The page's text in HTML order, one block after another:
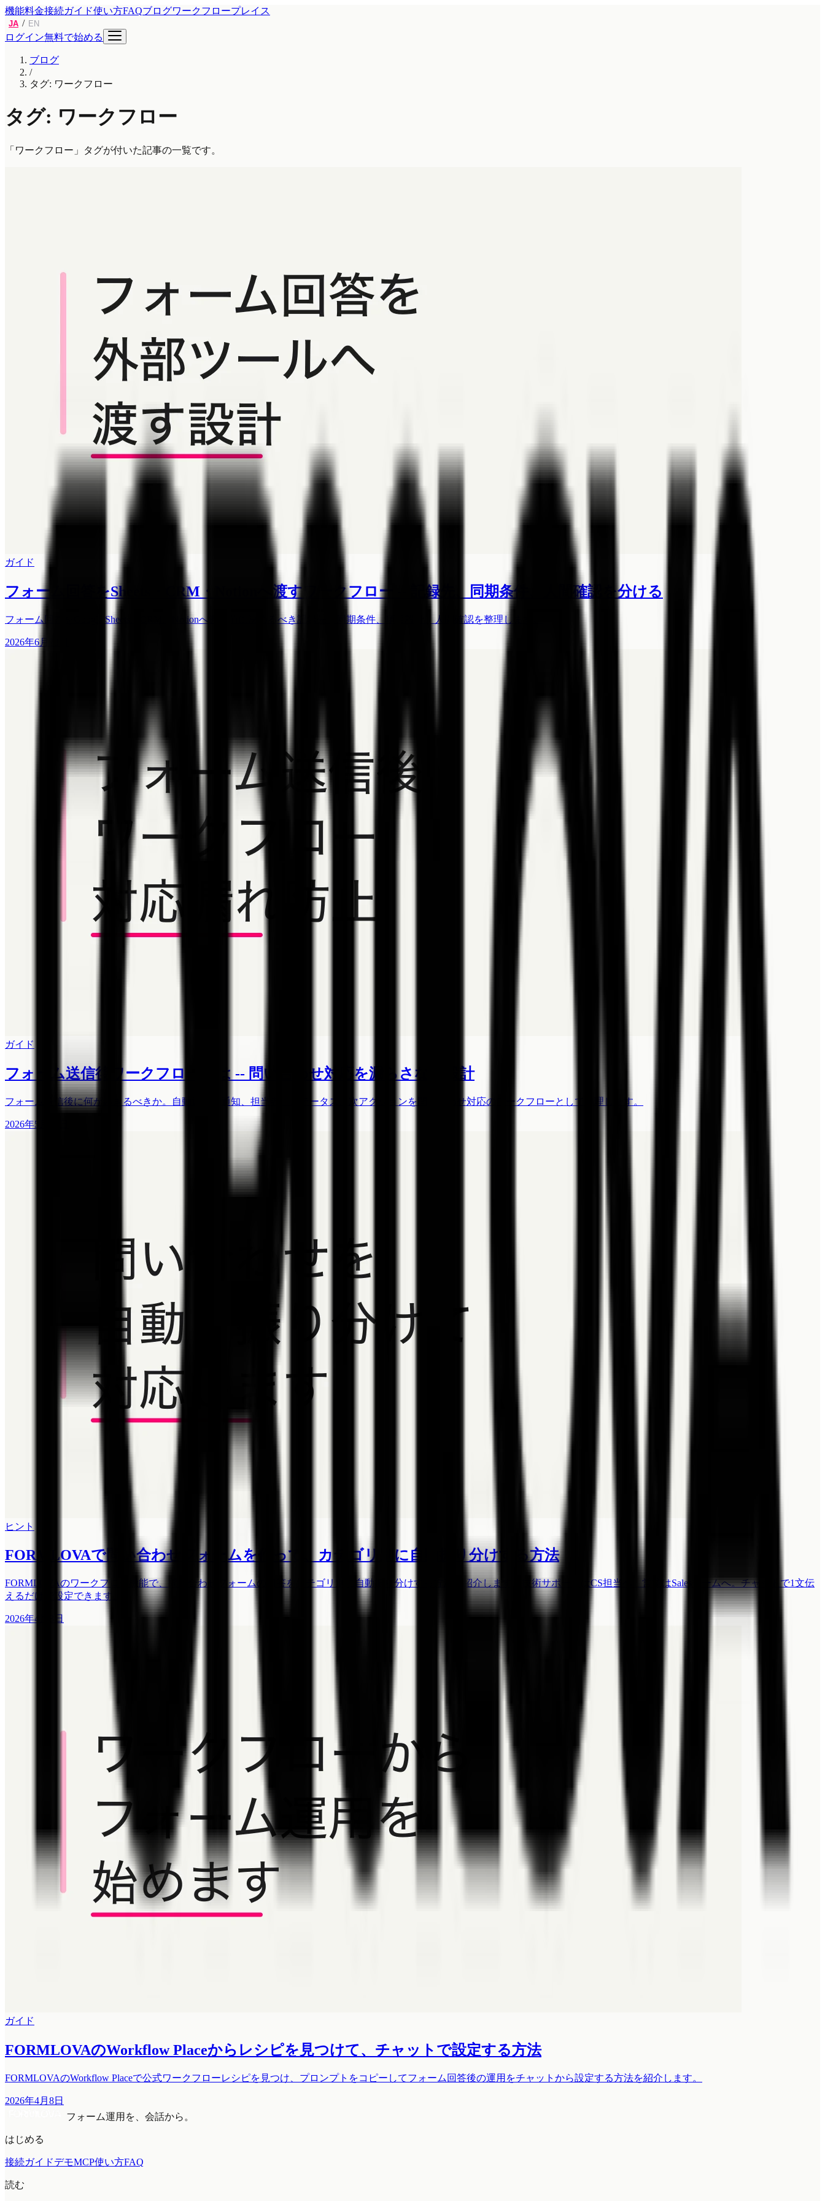
機能料金接続ガイド使い方FAQブログワークフロープレイス
JA / EN
ログイン無料で始める
ブログ
/
タグ: ワークフロー
タグ: ワークフロー
「ワークフロー」タグが付いた記事の一覧です。
ガイド
フォーム回答をSheets・CRM・Notionへ渡すワークフロー -- 記録先、同期条件、人間確認を分ける
フォーム回答をGoogle Sheets、CRM、Notionへ渡す前に決めるべき記録先、同期条件、項目設計、人間確認を整理します。
2026年6月23日
ガイド
フォーム送信後ワークフローとは -- 問い合わせ対応を漏らさない設計
フォーム送信後に何が起きるべきか。自動返信、通知、担当者、ステータス、次アクションを問い合わせ対応のワークフローとして整理します。
2026年5月13日
ヒント
FORMLOVAで問い合わせフォームを作って、カテゴリ別に自動振り分けする方法
FORMLOVAのワークフロー機能で、問い合わせフォームの回答をカテゴリ別に自動振り分けする方法を紹介します。技術サポートはCS担当へ、営業はSalesチームへ。チャットで1文伝
えるだけで設定できます。
2026年4月8日
ガイド
FORMLOVAのWorkflow Placeからレシピを見つけて、チャットで設定する方法
FORMLOVAのWorkflow Placeで公式ワークフローレシピを見つけ、プロンプトをコピーしてフォーム回答後の運用をチャットから設定する方法を紹介します。
2026年4月8日
フォーム運用を、会話から。
はじめる
接続ガイドデモMCP使い方FAQ
読む